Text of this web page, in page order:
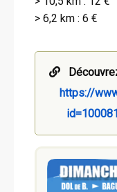
> 6,2 km : 6 €
https://